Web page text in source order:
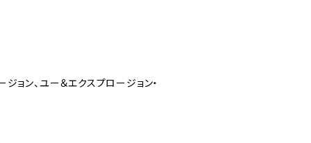
ョン、ユー＆エクスプロージョン・